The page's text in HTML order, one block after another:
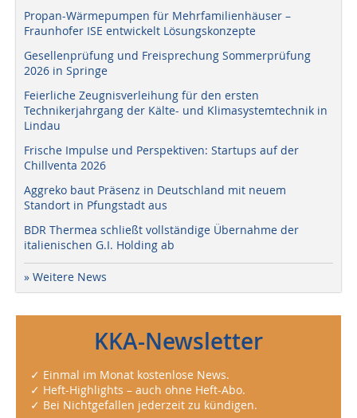
Propan-Wärmepumpen für Mehrfamilienhäuser –
Fraunhofer ISE entwickelt Lösungskonzepte
Gesellenprüfung und Freisprechung Sommerprüfung
2026 in Springe
Feierliche Zeugnisverleihung für den ersten
Technikerjahrgang der Kälte- und Klimasystemtechnik in
Lindau
Frische Impulse und Perspektiven: Startups auf der
Chillventa 2026
Aggreko baut Präsenz in Deutschland mit neuem
Standort in Pfungstadt aus
BDR Thermea schließt vollständige Übernahme der
italienischen G.I. Holding ab
» Weitere News
KKA-Newsletter
✓ Einmal im Monat kostenlose News.
✓ Heft-Highlights – auch ohne Heft-Abo.
✓ Bei Nichtgefallen jederzeit zu kündigen.